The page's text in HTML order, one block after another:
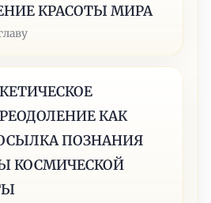
КРАСОТЫ МИРА
КАК
ПОЗНАНИЯ
КОСМИЧЕСКОЙ